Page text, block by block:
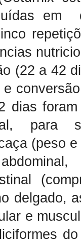
em
(22 a 42
dias
para
(peso
delgado,
e